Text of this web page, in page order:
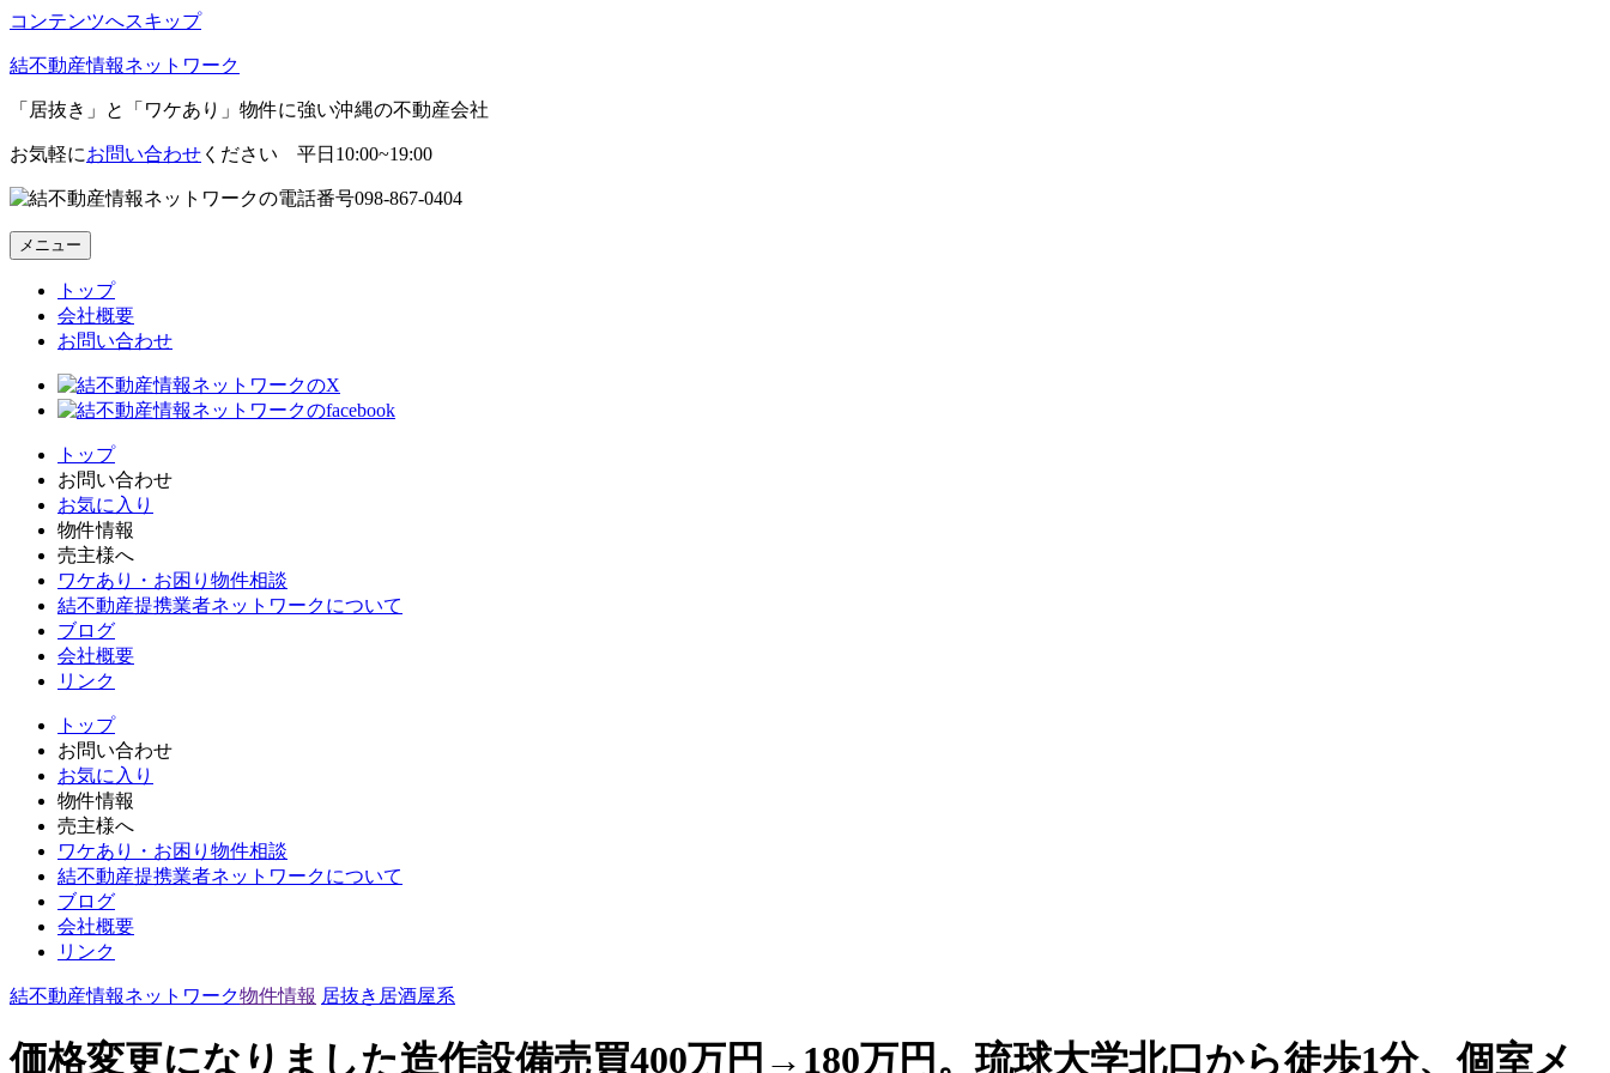
コンテンツへスキップ
結不動産情報ネットワーク
「居抜き」と「ワケあり」物件に強い沖縄の不動産会社
お気軽にお問い合わせ ください 平日10:00~19:00
098-867-0404
メニュー
トップ
会社概要
お問い合わせ
トップ
お問い合わせ
お気に入り
物件情報
売主様へ
ワケあり・お困り物件相談
結不動産提携業者ネットワークについて
ブログ
会社概要
リンク
トップ
お問い合わせ
お気に入り
物件情報
売主様へ
ワケあり・お困り物件相談
結不動産提携業者ネットワークについて
ブログ
会社概要
リンク
結不動産情報ネットワーク物件情報 居抜き 居酒屋系
価格変更になりました造作設備売買400万円→180万円。琉球大学北口から徒歩1分、個室メ